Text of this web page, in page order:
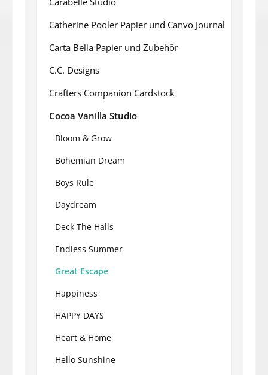
Catherine Pooler Papier und Canvo Journal
Carta Bella Papier und Zubehör
C.C. Designs
Crafters Companion Cardstock
Cocoa Vanilla Studio
Bloom & Grow
Bohemian Dream
Boys Rule
Daydream
Deck The Halls
Endless Summer
Great Escape
Happiness
HAPPY DAYS
Heart & Home
Hello Sunshine